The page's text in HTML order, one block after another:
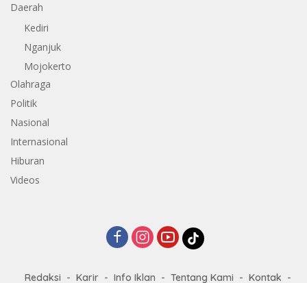
Daerah
Kediri
Nganjuk
Mojokerto
Olahraga
Politik
Nasional
Internasional
Hiburan
Videos
Redaksi Karir Info Iklan Tentang Kami Kontak